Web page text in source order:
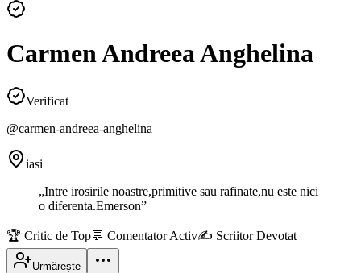
Carmen Andreea Anghelina
Verificat
@carmen-andreea-anghelina
iasi
„Intre irosirile noastre,primitive sau rafinate,nu este nici
o diferenta.Emerson”
🏆 Critic de Top💬 Comentator Activ✍️ Scriitor Devotat
Urmărește